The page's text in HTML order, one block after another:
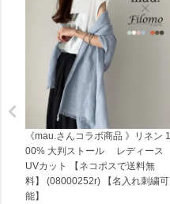
《mau.さんコラボ商品 》リネン 1
00% 大判ストール レディース
UVカット 【ネコポスで送料無
料】 (08000252r) 【名入れ刺繍可
能】